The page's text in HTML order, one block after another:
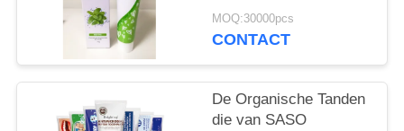
Mondelinge Zorg
Tandzorgproducten 50g
MOQ:30000pcs
CONTACT
De Organische Tanden
die van SASO